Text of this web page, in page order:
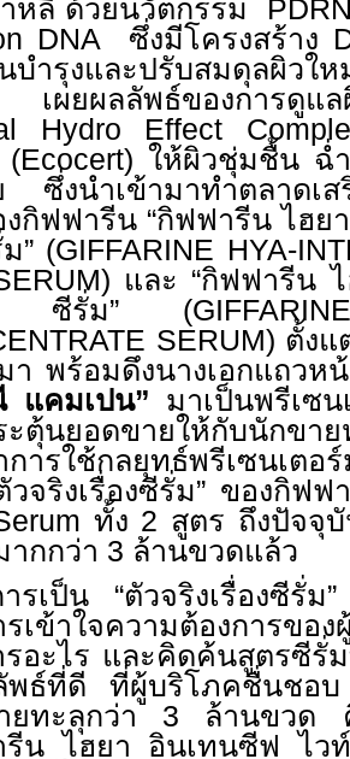
าหลี ด้วยนวัตกรรม
DNA ซึ่งมีโครงสร้าง
บำรุงและปรับสมดุลผิวใ
เผยผลลัพธ์ของการดูแ
Hydro Effect
(Ecocert) ให้ผิวชุ่มชื้น ฉ่
ซึ่งนำเข้ามาทำตลาดเ
งกิฟฟารีน “กิฟฟารีน ไฮย
” (GIFFARINE HYA-
) และ “กิฟฟารีน
ซีรั่ม” (
SERUM) ตั้งแ
า พร้อมดึงนางเอกแถวหน้
แคมเปน” มาเป็นพรีเซ
ะตุ้นยอดขายให้กับนักขา
การใช้กลยุทธ์พรีเซนเต
วจริงเรื่องซีรั่ม” ของกิฟ
ทั้ง 2 สูตร ถึงปัจจุ
ากกว่า 3 ล้านขวดแล้ว
ารเป็น “ตัวจริงเรื่องซีรั่
รเข้าใจความต้องการข
รอะไร และคิดค้นสูตรซีรั่
พธ์ที่ดี ที่ผู้บริโภคชื่นชอ
ยทะลุกว่า 3 ล้านขวด
รีน ไฮยา อินเทนซีฟ ไว